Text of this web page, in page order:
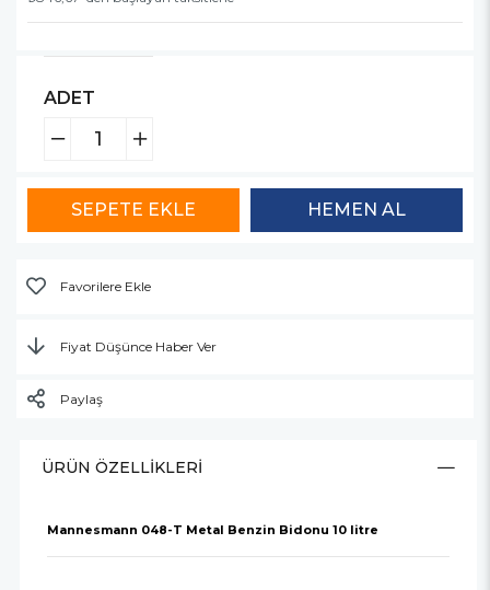
ADET
Favorilere Ekle
Fiyat Düşünce Haber Ver
Paylaş
ÜRÜN ÖZELLIKLERI
Mannesmann 048-T Metal Benzin Bidonu 10 litre